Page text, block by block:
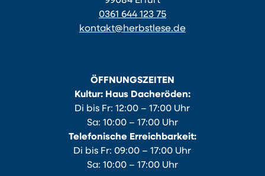
0361 644 123 75
kontakt@herbstlese.de
ÖFFNUNGSZEITEN
Kultur: Haus Dacheröden:
Di bis Fr: 12:00 – 17:00 Uhr
Sa: 10:00 – 17:00 Uhr
Telefonische Erreichbarkeit:
Di bis Fr: 09:00 – 17:00 Uhr
Sa: 10:00 – 17:00 Uhr